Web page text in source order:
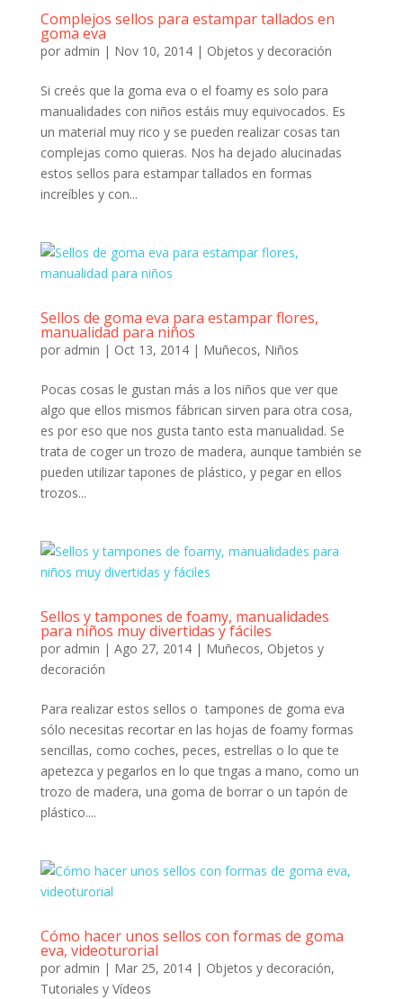
Complejos sellos para estampar tallados en
goma eva
por admin | Nov 10, 2014| Objetos y decoración
Si creés que la goma eva o el foamy es solo para
manualidades con niños estáis muy equivocados. Es
un material muy rico y se pueden realizar cosas tan
complejas como quieras. Nos ha dejado alucinadas
estos sellos para estampar tallados en formas
increíbles y con...
Sellos de goma eva para estampar flores,
manualidad para niños
por admin | Oct 13, 2014| Muñecos, Niños
Pocas cosas le gustan más a los niños que ver que
algo que ellos mismos fábrican sirven para otra cosa,
es por eso que nos gusta tanto esta manualidad. Se
trata de coger un trozo de madera, aunque también se
pueden utilizar tapones de plástico, y pegar en ellos
trozos...
Sellos y tampones de foamy, manualidades
para niños muy divertidas y fáciles
por admin | Ago 27, 2014| Muñecos, Objetos y
decoración
Para realizar estos sellos o tampones de goma eva
sólo necesitas recortar en las hojas de foamy formas
sencillas, como coches, peces, estrellas o lo que te
apetezca y pegarlos en lo que tngas a mano, como un
trozo de madera, una goma de borrar o un tapón de
plástico....
Cómo hacer unos sellos con formas de goma
eva, videoturorial
por admin | Mar 25, 2014| Objetos y decoración,
Tutoriales y Vídeos